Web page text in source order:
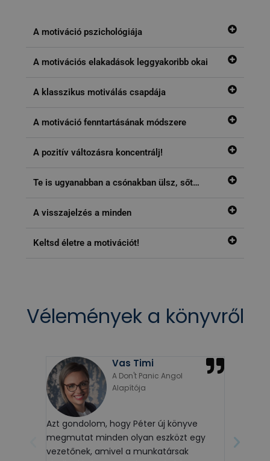
A motiváció pszichológiája
A motivációs elakadások leggyakoribb okai
A klasszikus motiválás csapdája
A motiváció fenntartásának módszere
A pozitív változásra koncentrálj!
Te is ugyanabban a csónakban ülsz, sőt…
A visszajelzés a minden
Keltsd életre a motivációt!
Vélemények a könyvről
Vas Timi
A Don't Panic Angol
Alapítója
Azt gondolom, hogy Péter új könyve
megmutat minden olyan eszközt egy
vezetőnek, amivel a munkatársak
arra,